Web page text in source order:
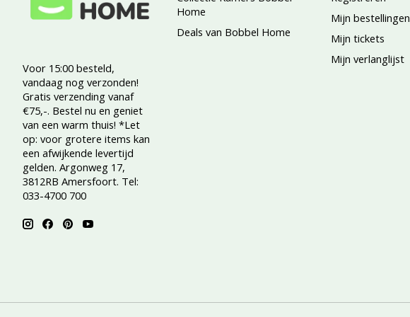
Voor 15:00 besteld,
vandaag nog verzonden!
Gratis verzending vanaf
€75,-. Bestel nu en geniet
van een warm thuis! *Let
op: voor grotere items kan
een afwijkende levertijd
gelden. Argonweg 17,
3812RB Amersfoort. Tel:
033-4700 700
Home
Deals van Bobbel Home
Mijn bestellingen
Mijn tickets
Mijn verlanglijst